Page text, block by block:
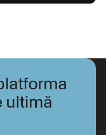
ultimă